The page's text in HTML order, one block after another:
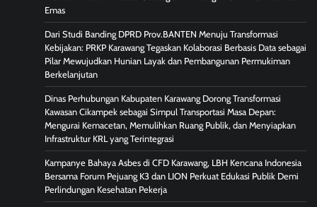
Emas
Dari Studi Banding DPRD Prov.BANTEN Menuju Transformasi
Kebijakan: PRKP Karawang Tegaskan Kolaborasi Berbasis Data sebagai
Pilar Mewujudkan Hunian Layak dan Pembangunan Permukiman
Berkelanjutan
Dinas Perhubungan Kabupaten Karawang Dorong Transformasi
Kawasan Cikampek sebagai Simpul Transportasi Masa Depan:
Mengurai Kemacetan, Memulihkan Ruang Publik, dan Menyiapkan
Infrastruktur KRL yang Terintegrasi
Kampanye Bahaya Asbes di CFD Karawang, LBH Kencana Indonesia
Bersama Forum Pejuang K3 dan LION Perkuat Edukasi Publik Demi
Perlindungan Kesehatan Pekerja